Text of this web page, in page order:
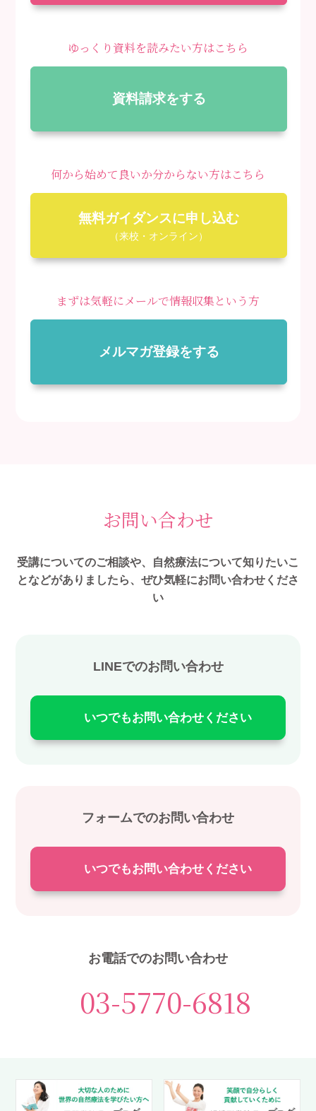
ゆっくり資料を読みたい方はこちら
資料請求をする
何から始めて良いか分からない方はこちら
無料ガイダンスに申し込む
（来校・オンライン）
まずは気軽にメールで情報収集という方
メルマガ登録をする
お問い合わせ
受講についてのご相談や、自然療法について知りたいこ
となどがありましたら、ぜひ気軽にお問い合わせくださ
い
LINEでのお問い合わせ
いつでもお問い合わせください
フォームでのお問い合わせ
いつでもお問い合わせください
お電話でのお問い合わせ
03-5770-6818